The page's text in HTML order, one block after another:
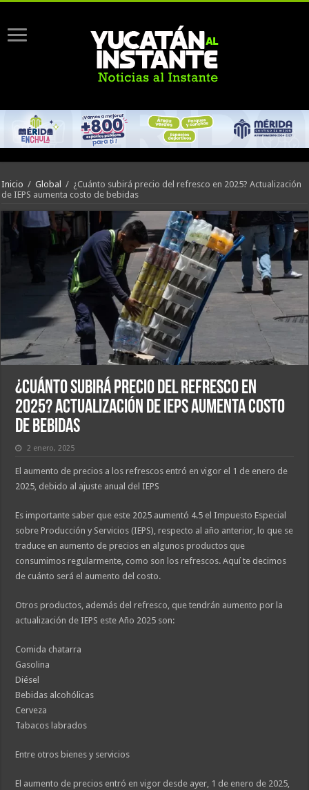
Inicio / Global / ¿Cuánto subirá precio del refresco en 2025? Actualización
de IEPS aumenta costo de bebidas
¿Cuánto subirá precio del refresco en
2025? Actualización de IEPS aumenta costo
de bebidas
2 enero, 2025
El aumento de precios a los refrescos entró en vigor el 1 de enero de
2025, debido al ajuste anual del IEPS
Es importante saber que este 2025 aumentó 4.5 el Impuesto Especial
sobre Producción y Servicios (IEPS), respecto al año anterior, lo que se
traduce en aumento de precios en algunos productos que
consumimos regularmente, como son los refrescos. Aquí te decimos
de cuánto será el aumento del costo.
Otros productos, además del refresco, que tendrán aumento por la
actualización de IEPS este Año 2025 son:
Comida chatarra
Gasolina
Diésel
Bebidas alcohólicas
Cerveza
Tabacos labrados
Entre otros bienes y servicios
El aumento de precios entró en vigor desde ayer, 1 de enero de 2025,